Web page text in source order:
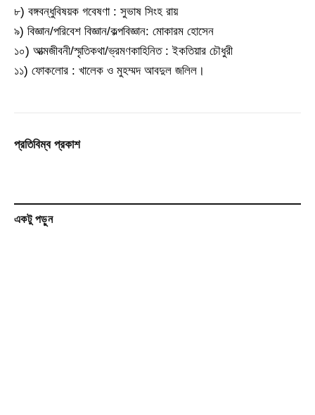
৮) বঙ্গবন্ধুবিষয়ক গবেষণা : সুভাষ সিংহ রায়
৯) বিজ্ঞান/পরিবেশ বিজ্ঞান/কল্পবিজ্ঞান: মোকারম হোসেন
১০) আত্মজীবনী/স্মৃতিকথা/ভ্রমণকাহিনিত : ইকতিয়ার চৌধুরী
১১) ফোকলোর : খালেক ও মুহম্মদ আবদুল জলিল।
প্রতিবিম্ব প্রকাশ
একটু পড়ুন